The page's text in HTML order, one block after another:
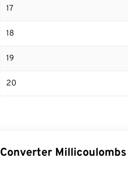
17
18
19
20
Converter